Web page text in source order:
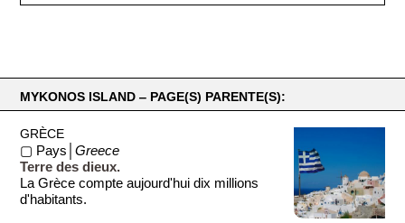
MYKONOS ISLAND ‒ PAGE(S) PARENTE(S):
GRÈCE
▢ Pays│Greece
Terre des dieux.
La Grèce compte aujourd'hui dix millions
d'habitants.